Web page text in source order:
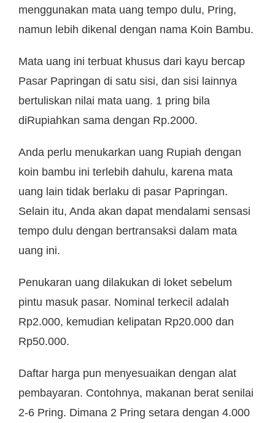
menggunakan mata uang tempo dulu, Pring,
namun lebih dikenal dengan nama Koin Bambu.
Mata uang ini terbuat khusus dari kayu bercap
Pasar Papringan di satu sisi, dan sisi lainnya
bertuliskan nilai mata uang. 1 pring bila
diRupiahkan sama dengan Rp.2000.
Anda perlu menukarkan uang Rupiah dengan
koin bambu ini terlebih dahulu, karena mata
uang lain tidak berlaku di pasar Papringan.
Selain itu, Anda akan dapat mendalami sensasi
tempo dulu dengan bertransaksi dalam mata
uang ini.
Penukaran uang dilakukan di loket sebelum
pintu masuk pasar. Nominal terkecil adalah
Rp2.000, kemudian kelipatan Rp20.000 dan
Rp50.000.
Daftar harga pun menyesuaikan dengan alat
pembayaran. Contohnya, makanan berat senilai
2-6 Pring. Dimana 2 Pring setara dengan 4.000